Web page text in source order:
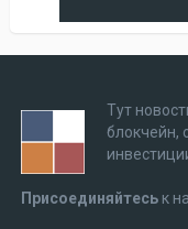
Тут
блокчейн,
Присоединяйтесь к